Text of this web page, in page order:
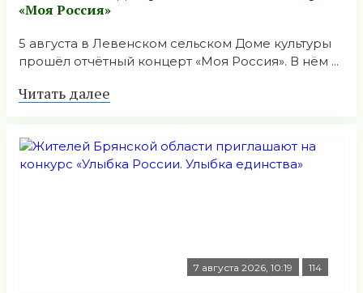
«Моя Россия»
5 августа в Левенском сельском Доме культуры
прошёл отчётный концерт «Моя Россия». В нём ...
Читать далее
7 августа 2026, 10:19 114